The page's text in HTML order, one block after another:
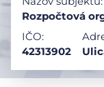
Rozpočtová
IČO:
42313902